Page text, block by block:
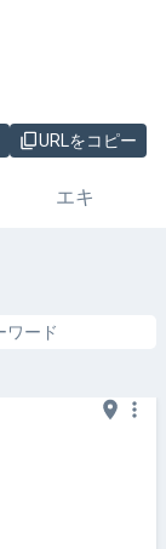
URLをコピー
エキ